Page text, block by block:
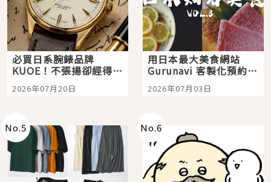
必買日系腕錶品牌
KUOE！不張揚卻經得起
時間洗鍊的經典之作五
選
2026年07月20日
用日本最大美食網站
Gurunavi 客製化預約九
大都市餐廳，打造專屬
美食體驗！
2026年07月03日
No.5 No.6